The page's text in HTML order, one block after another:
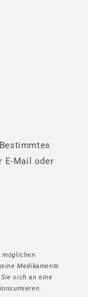
E-Mail oder
möglichen
Medikamente
sich an eine